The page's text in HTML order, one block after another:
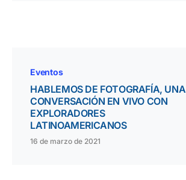
Eventos
HABLEMOS DE FOTOGRAFÍA, UNA
CONVERSACIÓN EN VIVO CON
EXPLORADORES
LATINOAMERICANOS
16 de marzo de 2021